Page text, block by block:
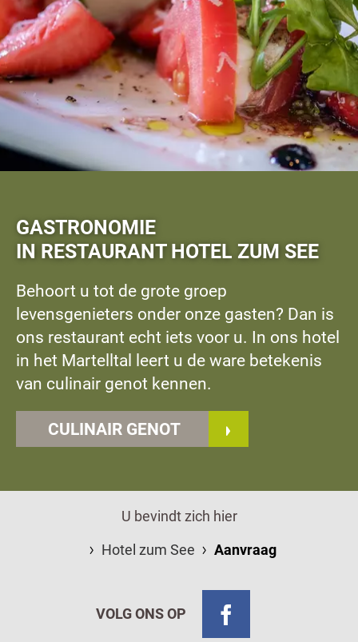
GASTRONOMIE
IN RESTAURANT HOTEL ZUM SEE
Behoort u tot de grote groep
levensgenieters onder onze gasten? Dan is
ons restaurant echt iets voor u. In ons hotel
in het Martelltal leert u de ware betekenis
van culinair genot kennen.
CULINAIR GENOT
U bevindt zich hier
Hotel zum See
Aanvraag
VOLG ONS OP